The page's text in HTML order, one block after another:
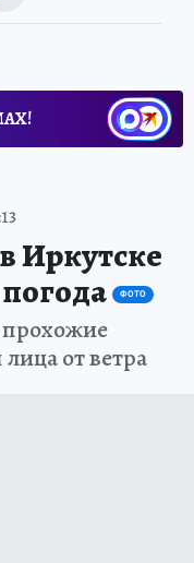
Иркутске
ФОТО
прохожие
от ветра